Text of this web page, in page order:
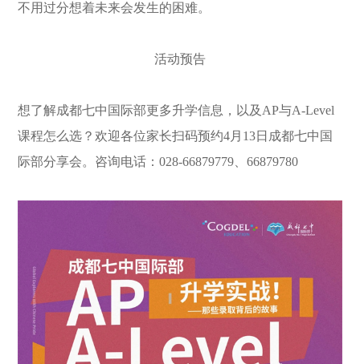
不用过分想着未来会发生的困难。
活动预告
想了解成都七中国际部更多升学信息，以及AP与A-Level
课程怎么选？欢迎各位家长扫码预约4月13日成都七中国
际部分享会。咨询电话：028-66879779、66879780